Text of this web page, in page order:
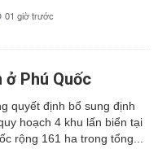
01 giờ trước
ở Phú Quốc
quyết định bổ sung định
hoạch 4 khu lấn biển tại
rộng 161 ha trong tổng...